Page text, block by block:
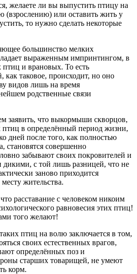
желаете ли вы выпустить птицу на
(взрослению) или оставить жить у
то нужно сделать некоторые
большинство мелких
выраженным импринтингом, в
и врановых. То есть
как таковое, происходит, но оно
видов лишь на время
родственные связи
заявить, что выкормыши скворцов,
птиц в определённый период жизни,
дней после того, как полностью
становятся совершенно
забывают своих покровителей и
дикими, с той лишь разницей, что не
заново приходится
жительства.
расставание с человеком никоим
равновесия этих птиц!
того желают!
птиц на волю заключается в том,
своих естественных врагов,
определённых поз и
старших товарищей, не умеют
корм.